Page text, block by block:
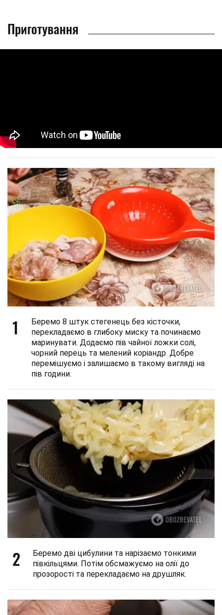
Приготування
1
Беремо 8 штук стегенець без кісточки,
перекладаємо в глибоку миску та починаємо
маринувати. Додаємо пів чайної ложки солі,
чорний перець та мелений коріандр. Добре
перемішуємо і залишаємо в такому вигляді на
пів години.
2
Беремо дві цибулини та нарізаємо тонкими
півкільцями. Потім обсмажуємо на олії до
прозорості та перекладаємо на друшляк.